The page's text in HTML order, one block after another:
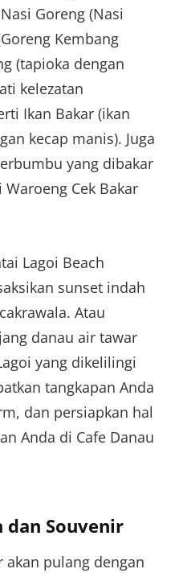
Goreng (Nasi
Kembang
(tapioka dengan
kelezatan
Ikan Bakar (ikan
kecap manis). Juga
yang dibakar
Cek Bakar
Lagoi Beach
sunset indah
Atau
danau air tawar
yang dikelilingi
tangkapan Anda
dan persiapkan hal
Anda di Cafe Danau
dan Souvenir
pulang dengan